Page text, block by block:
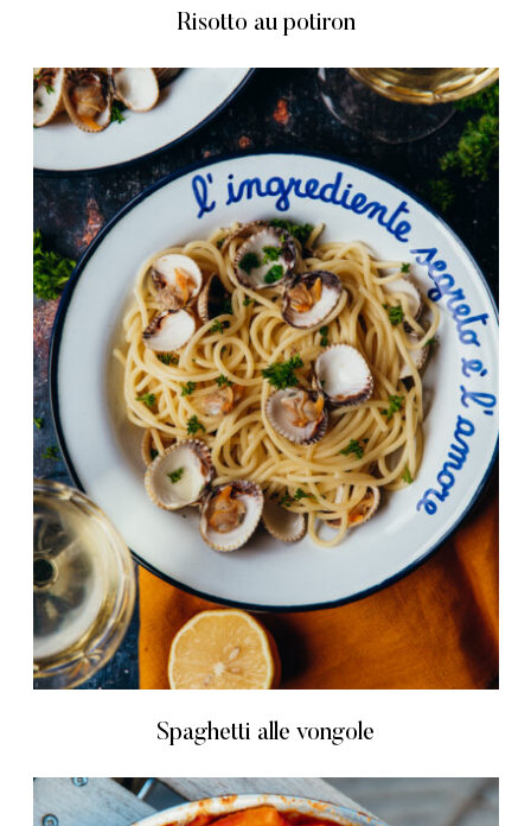
Risotto au potiron
Spaghetti alle vongole